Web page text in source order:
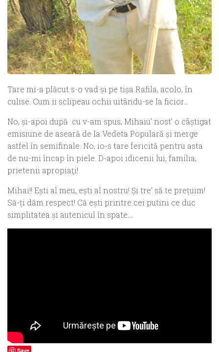
Tare mi-a plăcut s-o vad și pe tișa Rafila, acolo, în
culise. Cum ii sclipeau ochii uitându-se la ficior…
No, şi-apoi după cu v-am spus, Mihaiu’ nost’ o câștigat
emisiune de aseară de la Vedeta Populară și merge
astfel în semifinale. No, io-s tare fericită pentru asta
de nu-mi încap în piele. D-apoi idicenii lui, familia,
prietenii apropiaţi!
Mihai!! Ești al meu, eşti al nostru! Și tre‘ să te prețuim!
Să-ți dăm respect! Că ești printre cei putini ce duc
simplitatea și autenicul în spate….
Save